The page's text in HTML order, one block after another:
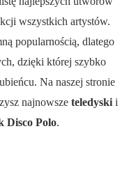
wszystkich artystów.
popularnością, dlatego
dzięki której szybko
Na naszej stronie
najnowsze teledyski i
Disco Polo.